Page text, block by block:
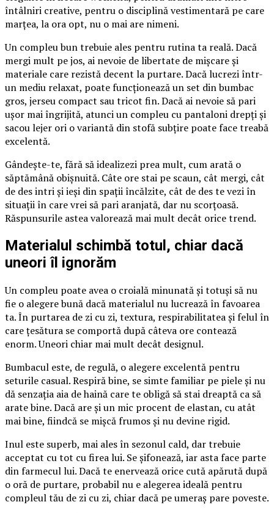
întâlniri creative, pentru o disciplină vestimentară pe care
marțea, la ora opt, nu o mai are nimeni.
Un compleu bun trebuie ales pentru rutina ta reală. Dacă
mergi mult pe jos, ai nevoie de libertate de mișcare și
materiale care rezistă decent la purtare. Dacă lucrezi într-
un mediu relaxat, poate funcționează un set din bumbac
gros, jerseu compact sau tricot fin. Dacă ai nevoie să pari
ușor mai îngrijită, atunci un compleu cu pantaloni drepți și
sacou lejer ori o variantă din stofă subțire poate face treabă
excelentă.
Gândește-te, fără să idealizezi prea mult, cum arată o
săptămână obișnuită. Câte ore stai pe scaun, cât mergi, cât
de des intri și ieși din spații încălzite, cât de des te vezi în
situații în care vrei să pari aranjată, dar nu scorțoasă.
Răspunsurile astea valorează mai mult decât orice trend.
Materialul schimbă totul, chiar dacă
uneori îl ignorăm
Un compleu poate avea o croială minunată și totuși să nu
fie o alegere bună dacă materialul nu lucrează în favoarea
ta. În purtarea de zi cu zi, textura, respirabilitatea și felul în
care țesătura se comportă după câteva ore contează
enorm. Uneori chiar mai mult decât designul.
Bumbacul este, de regulă, o alegere excelentă pentru
seturile casual. Respiră bine, se simte familiar pe piele și nu
dă senzația aia de haină care te obligă să stai dreaptă ca să
arate bine. Dacă are și un mic procent de elastan, cu atât
mai bine, fiindcă se mișcă frumos și nu devine rigid.
Inul este superb, mai ales în sezonul cald, dar trebuie
acceptat cu tot cu firea lui. Se șifonează, iar asta face parte
din farmecul lui. Dacă te enervează orice cută apărută după
o oră de purtare, probabil nu e alegerea ideală pentru
compleul tău de zi cu zi, chiar dacă pe umeraș pare poveste.